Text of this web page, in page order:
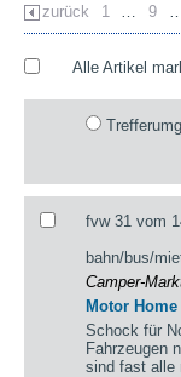
zurück 1 … 9
Alle Artikel
fvw 31 vom
bahn/bus/
Camper-
Motor
Schock für
Fahrzeugen
sind fast alle